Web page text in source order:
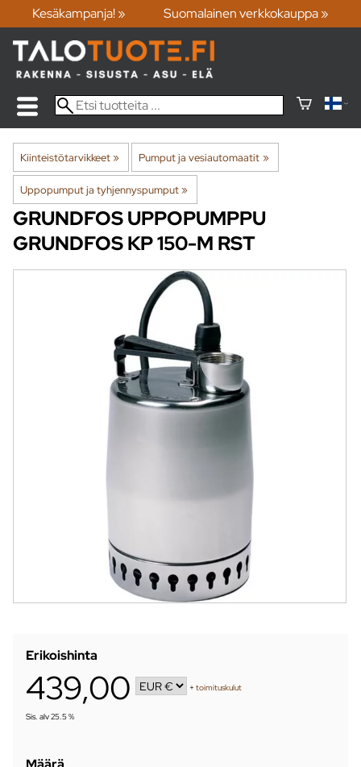
Kesäkampanja! » Suomalainen verkkokauppa »
Kiinteistötarvikkeet‪» Pumput ja vesiautomaatit ‪»
Uppopumput ja tyhjennyspumput‪»
GRUNDFOSUPPOPUMPPU
GRUNDFOS KP 150-M RST
Erikoishinta
439,00 +toimituskulut
Sis. alv 25.5 %